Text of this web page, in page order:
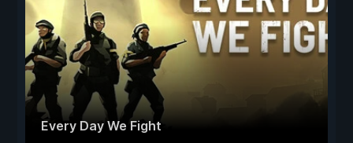
Every Day We Fight